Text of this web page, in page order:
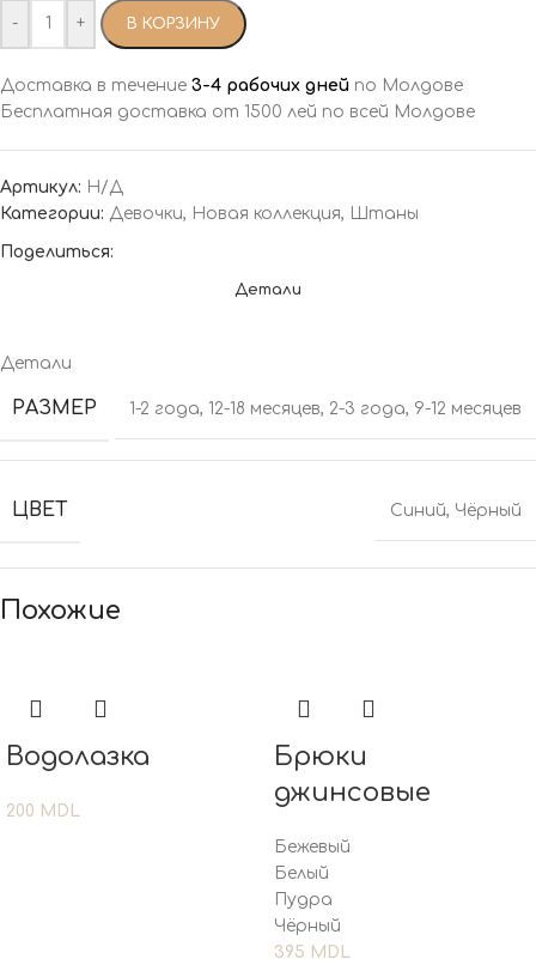
- + В КОРЗИНУ
Доставка в течение 3-4 рабочих дней по Молдове
Бесплатная доставка от 1500 лей по всей Молдове
Артикул: Н/Д
Категории: Девочки, Новая коллекция, Штаны
Поделиться:
Детали
Детали
РАЗМЕР 1-2 года, 12-18 месяцев, 2-3 года, 9-12 месяцев
ЦВЕТ Синий, Чёрный
Похожие
Водолазка
200 MDL
Брюки
джинсовые
Бежевый
Белый
Пудра
Чёрный
395 MDL